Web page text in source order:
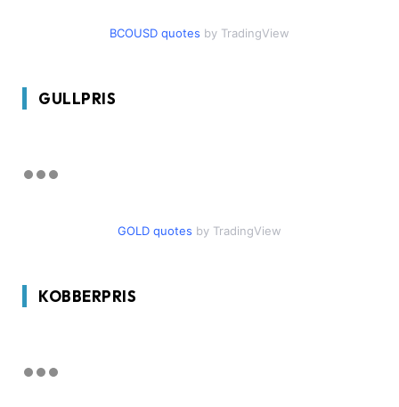
BCOUSD quotes by TradingView
GULLPRIS
GOLD quotes by TradingView
KOBBERPRIS